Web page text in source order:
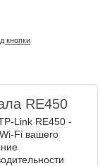
кнопки
RE450
Link RE450 -
Fi вашего